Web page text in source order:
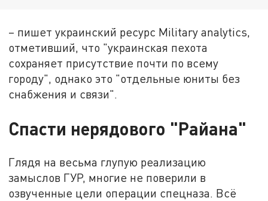
– пишет украинский ресурс Military analytics,
отметивший, что "украинская пехота
сохраняет присутствие почти по всему
городу", однако это "отдельные юниты без
снабжения и связи".
Спасти нерядового "Райана"
Глядя на весьма глупую реализацию
замыслов ГУР, многие не поверили в
озвученные цели операции спецназа. Всё